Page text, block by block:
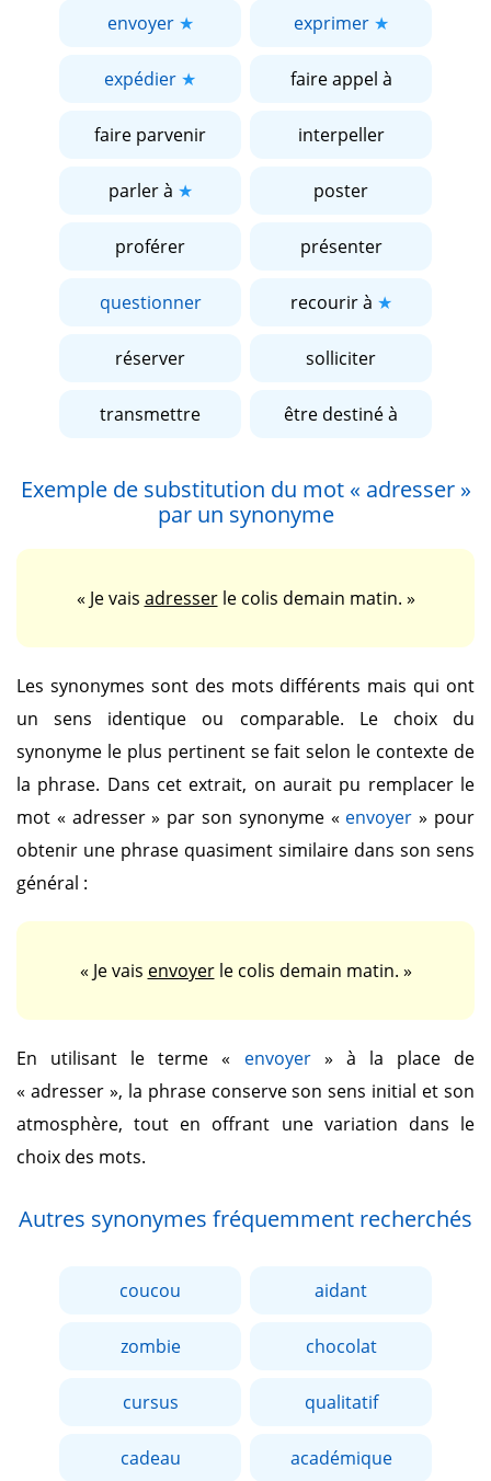
envoyer exprimer
expédier faire appel à
faire parvenir interpeller
parler à poster
proférer présenter
questionner recourir à
réserver solliciter
transmettre être destiné à
Exemple de substitution du mot « adresser »
par un synonyme
« Je vais adresserle colis demain matin. »
Les synonymes sont des mots différents mais qui ont
un sens identique ou comparable. Le choix du
synonyme le plus pertinent se fait selon le contexte de
la phrase. Dans cet extrait, on aurait pu remplacer le
mot « adresser » par son synonyme « envoyer » pour
obtenir une phrase quasiment similaire dans son sens
général :
« Je vais envoyerle colis demain matin. »
En utilisant le terme« envoyer» à la place de
« adresser », la phrase conserve son sens initial et son
atmosphère, tout en offrant une variation dans le
choix des mots.
Autres synonymes fréquemment recherchés
coucou aidant
zombie chocolat
cursus qualitatif
cadeau académique